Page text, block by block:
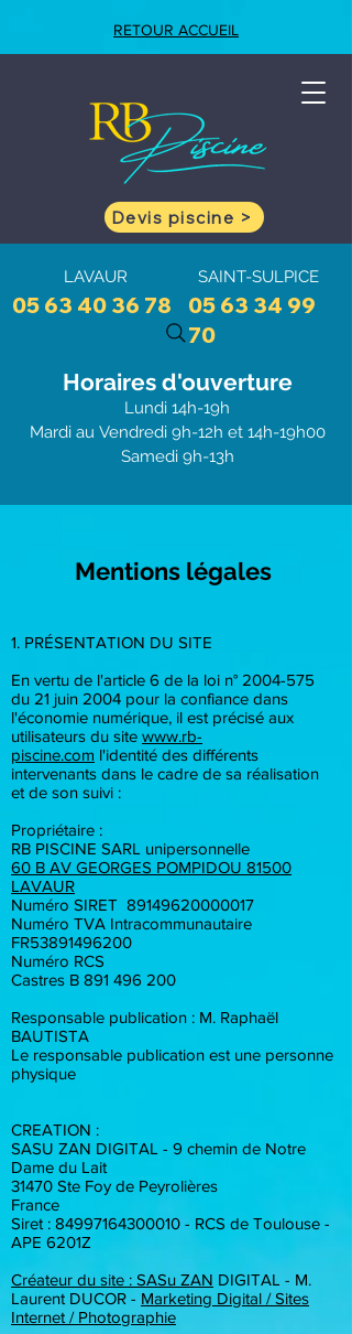
Devis piscine >
LAVAUR SAINT-SULPICE
05 63 40 36 78
05 63 34 99
70
Horaires d'ouverture
Lundi 14h-19h
Mardi au Vendredi 9h-12h et 14h-19h00
Samedi 9h-13h
RETOUR ACCUEIL
Mentions légales
1. PRÉSENTATION DU SITE
En vertu de l'article 6 de la loi n° 2004-575
du 21 juin 2004 pour la confiance dans
l'économie numérique, il est précisé aux
utilisateurs du site www.rb-
piscine.com l'identité des différents
intervenants dans le cadre de sa réalisation
et de son suivi :
Propriétaire :
RB PISCINE SARL unipersonnelle
60 B AV GEORGES POMPIDOU 81500
LAVAUR
Numéro SIRET 89149620000017
Numéro TVA Intracommunautaire
FR53891496200
Numéro RCS
Castres B 891 496 200
Responsable publication : M. Raphaël
BAUTISTA
Le responsable publication est une personne
physique
CREATION :
SASU ZAN DIGITAL - 9 chemin de Notre
Dame du Lait
31470 Ste Foy de Peyrolières
France
Siret : 84997164300010 - RCS de Toulouse -
APE 6201Z
Créateur du site : SASu ZAN DIGITAL - M.
Laurent DUCOR - Marketing Digital / Sites
Internet / Photographie